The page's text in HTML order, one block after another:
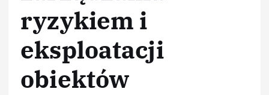
ryzykiem i
eksploatacji
obiektów